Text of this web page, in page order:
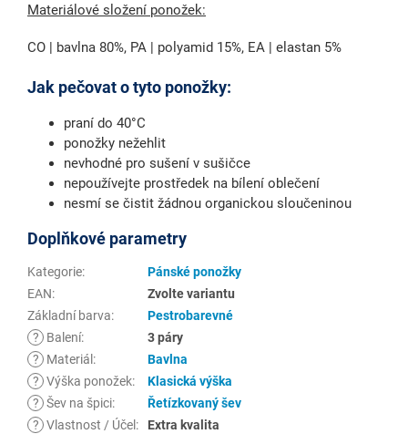
Materiálové složení ponožek:
CO | bavlna 80%, PA | polyamid 15%, EA | elastan 5%
Jak pečovat o tyto ponožky:
praní do 40°C
ponožky nežehlit
nevhodné pro sušení v sušičce
nepoužívejte prostředek na bílení oblečení
nesmí se čistit žádnou organickou sloučeninou
Doplňkové parametry
Kategorie:
Pánské ponožky
EAN:
Zvolte variantu
Základní barva:
Pestrobarevné
?
Balení:
3 páry
?
Materiál :
Bavlna
? Výška ponožek:
Klasická výška
? Šev na špici:
Řetízkovaný šev
? Vlastnost / Účel :
Extra kvalita